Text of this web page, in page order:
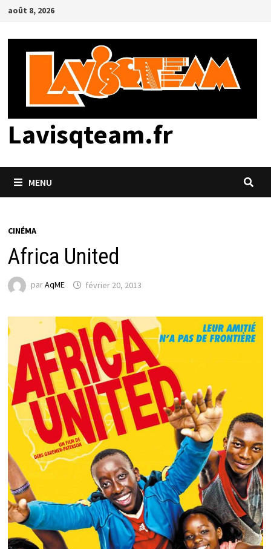
Passer
contenu
août 8, 2026
Lavisqteam.fr
MENU
CINÉMA
Africa United
parAqME février 20, 2013